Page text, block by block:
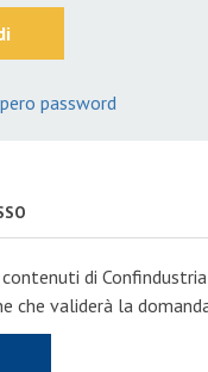
password
contenuti di
che validerà la